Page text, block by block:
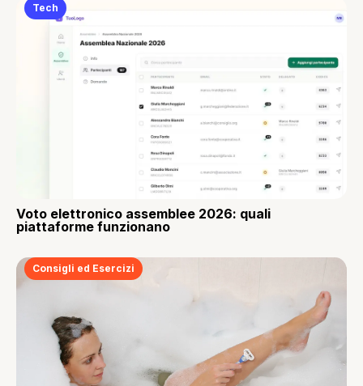
Tech
Voto elettronico assemblee 2026: quali
piattaforme funzionano
Consigli ed Esercizi